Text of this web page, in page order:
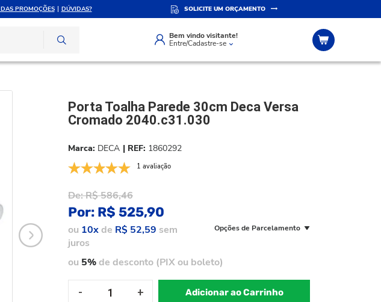
PROMOÇÕES DÚVIDAS? SOLICITE UM ORÇAMENTO
Bem vindo visitante!
Entre/Cadastre-se
ATENDIMENTO PERSONALIZADO ATENDIMENTO PERSONALIZADO
Porta Toalha Parede 30cm Deca Versa
Cromado 2040.c31.030
DECA 1860292
1 avaliação
De:R$ 586,46
Por: R$ 525,90
ou 10xde R$ 52,59 sem
juros
Opções de Parcelamento
ou 5%de desconto (PIX ou boleto)
Adicionar ao Carrinho